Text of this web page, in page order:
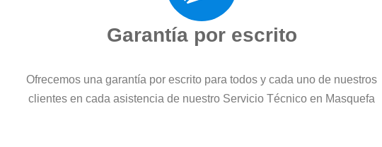
Garantía por escrito
Ofrecemos una garantía por escrito para todos y cada uno de nuestros
clientes en cada asistencia de nuestro Servicio Técnico en Masquefa